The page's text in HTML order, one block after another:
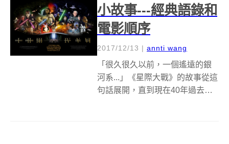
小故事---經典語錄和
電影順序
2017/12/13 | annti wang
「很久很久以前，一個遙遠的銀
河系...」《星際大戰》的故事從這
句話展開，直到現在40年過去